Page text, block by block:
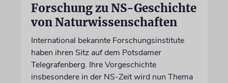
Forschung zu NS-Geschichte
von Naturwissenschaften
International bekannte Forschungsinstitute
haben ihren Sitz auf dem Potsdamer
Telegrafenberg. Ihre Vorgeschichte
insbesondere in der NS-Zeit wird nun Thema